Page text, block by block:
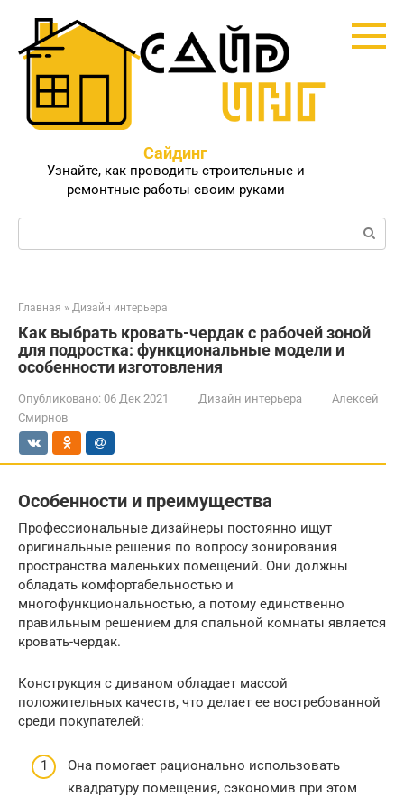
контенту
Сайдинг
Узнайте, как проводить строительные и
ремонтные работы своим руками
Поиск:
Главная » Дизайн интерьера
Как выбрать кровать-чердак с рабочей зоной
для подростка: функциональные модели и
особенности изготовления
Опубликовано: 06 Дек 2021 Дизайн интерьера
Алексей
Смирнов
Особенности и преимущества
Профессиональные дизайнеры постоянно ищут
оригинальные решения по вопросу зонирования
пространства маленьких помещений. Они должны
обладать комфортабельностью и
многофункциональностью, а потому единственно
правильным решением для спальной комнаты является
кровать-чердак.
Конструкция с диваном обладает массой
положительных качеств, что делает ее востребованной
среди покупателей:
Она помогает рационально использовать
квадратуру помещения, сэкономив при этом